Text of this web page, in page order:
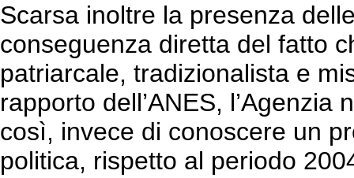
Scarsa inoltre la presenza
conseguenza diretta del fatto
patriarcale, tradizionalista e
rapporto dell’ANES,
così, invece di conoscere un
politica, rispetto al periodo